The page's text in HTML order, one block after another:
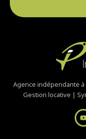
Agence indépendante
Gestion locative |